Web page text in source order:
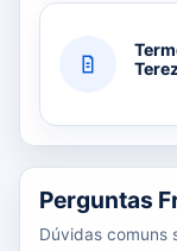
Perguntas
Dúvidas comuns